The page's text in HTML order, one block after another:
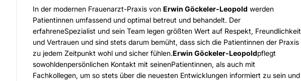
In der modernen Frauenarzt-Praxis von Erwin Göckeler-Leopold werden
Patientinnen umfassend und optimal betreut und behandelt. Der
erfahreneSpezialist und sein Team legen größten Wert auf Respekt, Freundlichkeit
und Vertrauen und sind stets darum bemüht, dass sich die Patientinnen der Praxis
zu jedem Zeitpunkt wohl und sicher fühlen.Erwin Göckeler-Leopoldpflegt
sowohldenpersönlichen Kontakt mit seinenPatientinnen, als auch mit
Fachkollegen, um so stets über die neuesten Entwicklungen informiert zu sein und